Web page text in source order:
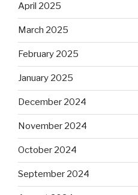
April 2025
March 2025
February 2025
January 2025
December 2024
November 2024
October 2024
September 2024